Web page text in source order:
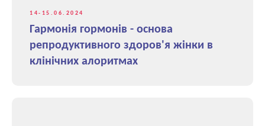
14-15.06.2024
Гармонія гормонів - основа
репродуктивного здоров'я жінки в
клінічних алоритмах